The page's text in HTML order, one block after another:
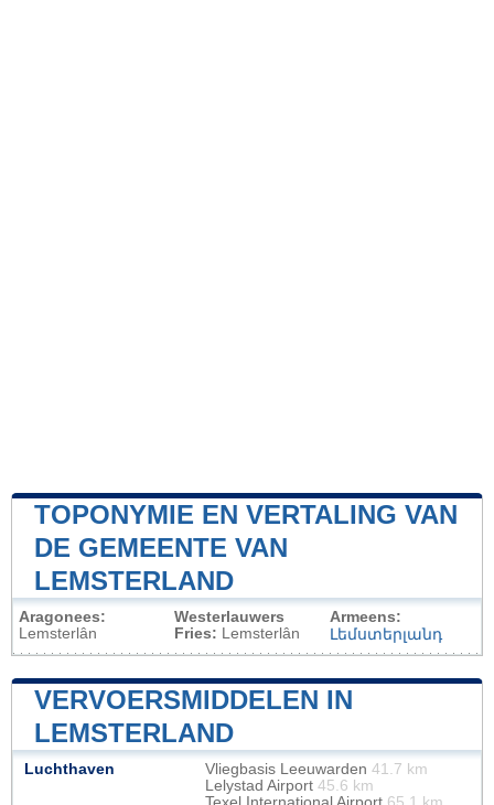
TOPONYMIE EN VERTALING VAN
DE GEMEENTE VAN
LEMSTERLAND
Aragonees:
Lemsterlân
Westerlauwers
Fries: Lemsterlân
Armeens:
Լեմստերլանդ
VERVOERSMIDDELEN IN
LEMSTERLAND
Luchthaven Vliegbasis Leeuwarden 41.7 km
Lelystad Airport 45.6 km